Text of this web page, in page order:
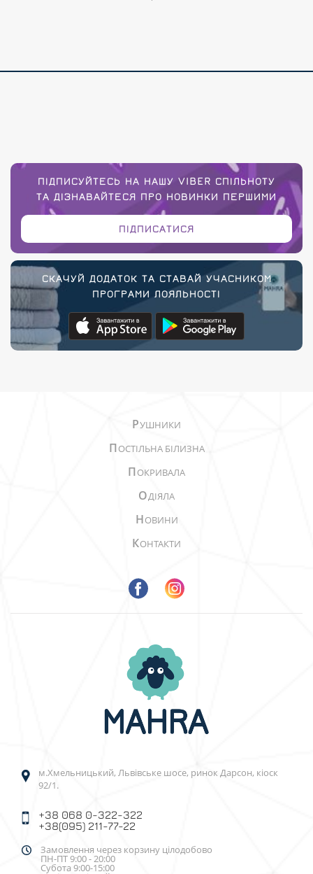
ПІДПИСУЙТЕСЬ НА НАШУ VIBER СПІЛЬНОТУ
ТА ДІЗНАВАЙТЕСЯ ПРО НОВИНКИ ПЕРШИМИ
ПІДПИСАТИСЯ
СКАЧУЙ ДОДАТОК ТА СТАВАЙ УЧАСНИКОМ
ПРОГРАМИ ЛОЯЛЬНОСТІ
РУШНИКИ
ПОСТІЛЬНА БІЛИЗНА
ПОКРИВАЛА
ОДІЯЛА
НОВИНИ
КОНТАКТИ
м.Хмельницький, Львівське шосе, ринок Дарсон, кіоск
92/1.
+38 068 0-322-322
+38(095) 211-77-22
Замовлення через корзину цілодобово
ПН-ПТ 9:00 - 20:00
Субота 9:00-15:00